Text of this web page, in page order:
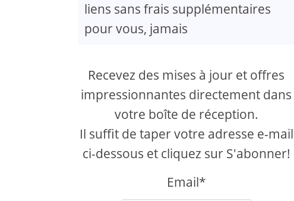
liens sans frais supplémentaires
pour vous, jamais
Recevez des mises à jour et offres
impressionnantes directement dans
votre boîte de réception.
Il suffit de taper votre adresse e-mail
ci-dessous et cliquez sur S'abonner!
Email*